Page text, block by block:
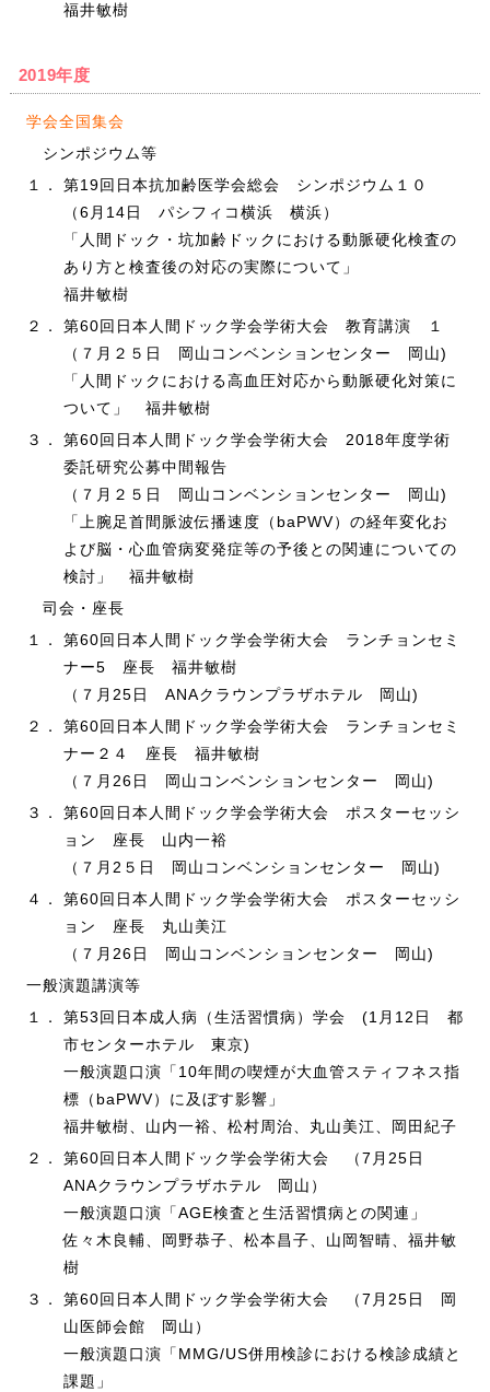
福井敏樹
2019年度
学会全国集会
シンポジウム等
１．
第19回日本抗加齢医学会総会 シンポジウム１０
（6月14日 パシフィコ横浜 横浜）
「人間ドック・坑加齢ドックにおける動脈硬化検査の
あり方と検査後の対応の実際について」
福井敏樹
２．
第60回日本人間ドック学会学術大会 教育講演 １
（７月２５日 岡山コンベンションセンター 岡山)
「人間ドックにおける高血圧対応から動脈硬化対策に
ついて」 福井敏樹
３．
第60回日本人間ドック学会学術大会 2018年度学術
委託研究公募中間報告
（７月２５日 岡山コンベンションセンター 岡山)
「上腕足首間脈波伝播速度（baPWV）の経年変化お
よび脳・心血管病変発症等の予後との関連についての
検討」 福井敏樹
司会・座長
１．
第60回日本人間ドック学会学術大会 ランチョンセミ
ナー5 座長 福井敏樹
（７月25日 ANAクラウンプラザホテル 岡山)
２．
第60回日本人間ドック学会学術大会 ランチョンセミ
ナー２４ 座長 福井敏樹
（７月26日 岡山コンベンションセンター 岡山)
３．
第60回日本人間ドック学会学術大会 ポスターセッシ
ョン 座長 山内一裕
（７月2５日 岡山コンベンションセンター 岡山)
４．
第60回日本人間ドック学会学術大会 ポスターセッシ
ョン 座長 丸山美江
（７月26日 岡山コンベンションセンター 岡山)
一般演題講演等
１．
第53回日本成人病（生活習慣病）学会 (1月12日 都
市センターホテル 東京)
一般演題口演「10年間の喫煙が大血管スティフネス指
標（baPWV）に及ぼす影響」
福井敏樹、山内一裕、松村周治、丸山美江、岡田紀子
２．
第60回日本人間ドック学会学術大会 （7月25日
ANAクラウンプラザホテル 岡山）
一般演題口演「AGE検査と生活習慣病との関連」
佐々木良輔、岡野恭子、松本昌子、山岡智晴、福井敏
樹
３．
第60回日本人間ドック学会学術大会 （7月25日 岡
山医師会館 岡山）
一般演題口演「MMG/US併用検診における検診成績と
課題」